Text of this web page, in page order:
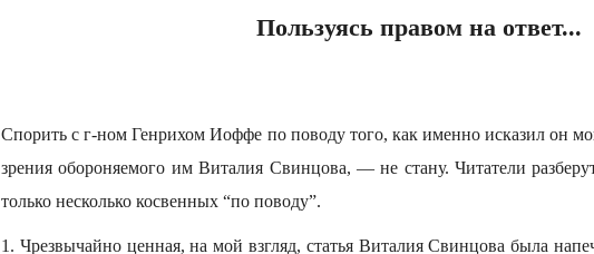
Пользуясь правом на ответ...
Спорить с г-ном Генрихом Иоффе по поводу того, как именно исказил он
зрения обороняемого им Виталия Свинцова, — не стану. Читатели
только несколько косвенных “по поводу”.
1. Чрезвычайно ценная, на мой взгляд, статья Виталия Свинцова была